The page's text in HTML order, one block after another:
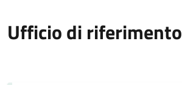
Ufficio di riferimento